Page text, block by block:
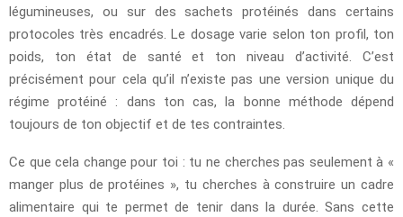
légumineuses, ou sur des sachets protéinés dans certains
protocoles très encadrés. Le dosage varie selon ton profil, ton
poids, ton état de santé et ton niveau d’activité. C’est
précisément pour cela qu’il n’existe pas une version unique du
régime protéiné : dans ton cas, la bonne méthode dépend
toujours de ton objectif et de tes contraintes.
Ce que cela change pour toi : tu ne cherches pas seulement à «
manger plus de protéines », tu cherches à construire un cadre
alimentaire qui te permet de tenir dans la durée. Sans cette